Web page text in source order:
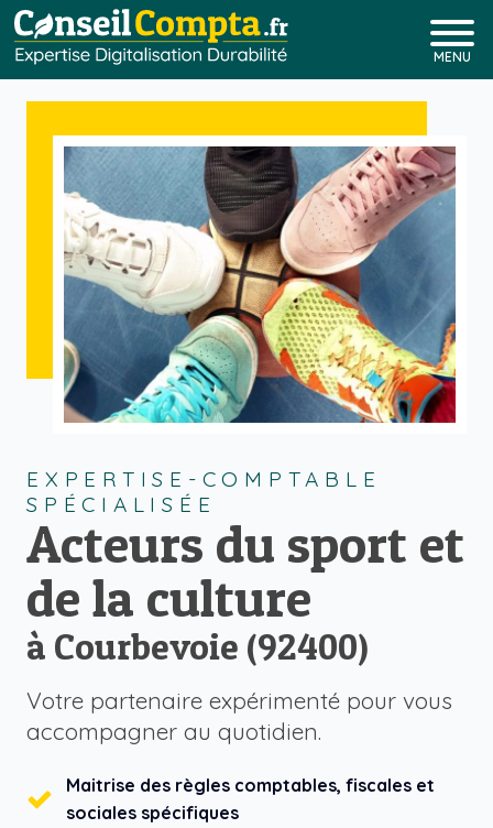
MENU
EXPERTISE-COMPTABLE
SPÉCIALISÉE
Acteurs du sport et
de la culture
à Courbevoie (92400)
Votre partenaire expérimenté pour vous
accompagner au quotidien.
Maitrise des règles comptables, fiscales et
sociales spécifiques